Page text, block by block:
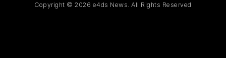
Copyright ©2026 e4ds News. All Rights Reserved